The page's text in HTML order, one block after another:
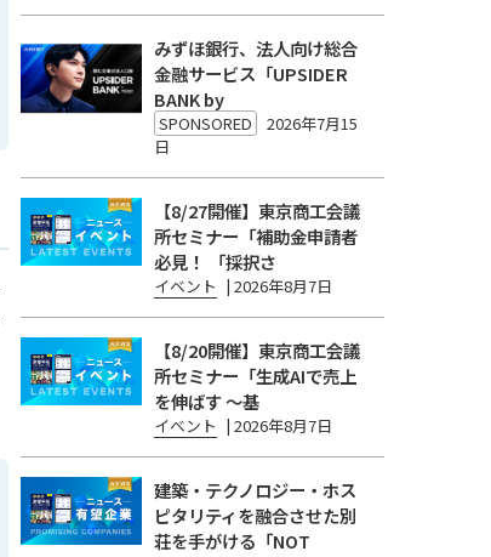
みずほ銀行、法人向け総合
金融サービス「UPSIDER
BANK by
SPONSORED
2026年7月15
日
【8/27開催】東京商工会議
所セミナー「補助金申請者
必見！ 「採択さ
イベント | 2026年8月7日
【8/20開催】東京商工会議
所セミナー「生成AIで売上
を伸ばす 〜基
イベント | 2026年8月7日
建築・テクノロジー・ホス
ピタリティを融合させた別
荘を手がける「NOT